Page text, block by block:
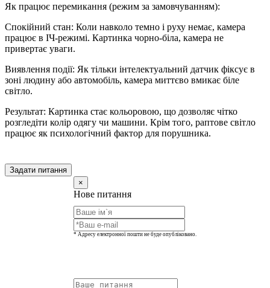
Як працює перемикання (режим за замовчуванням):
Спокійний стан: Коли навколо темно і руху немає, камера
працює в ІЧ-режимі. Картинка чорно-біла, камера не
привертає уваги.
Виявлення події: Як тільки інтелектуальний датчик фіксує в
зоні людину або автомобіль, камера миттєво вмикає біле
світло.
Результат: Картинка стає кольоровою, що дозволяє чітко
розгледіти колір одягу чи машини. Крім того, раптове світло
працює як психологічний фактор для порушника.
Задати питання
×
Нове питання
* Адресу електронної пошти не буде опубліковано.